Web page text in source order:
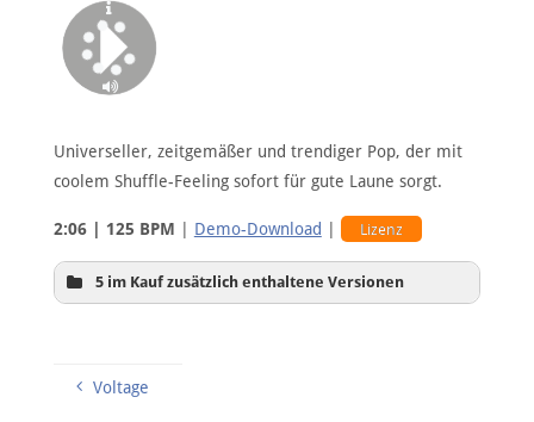
Universeller, zeitgemäßer und trendiger Pop, der mit
coolem Shuffle-Feeling sofort für gute Laune sorgt.
2:06 | 125 BPM | Demo-Download | Lizenz
5 im Kauf zusätzlich enthaltene Versionen
Voltage